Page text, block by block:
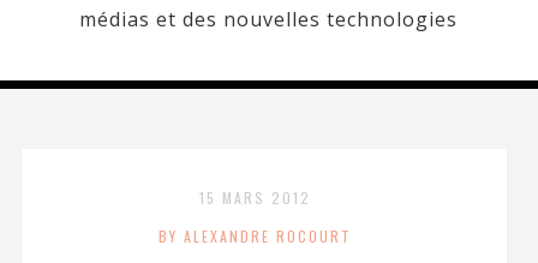
15 MARS 2012
BY ALEXANDRE ROCOURT